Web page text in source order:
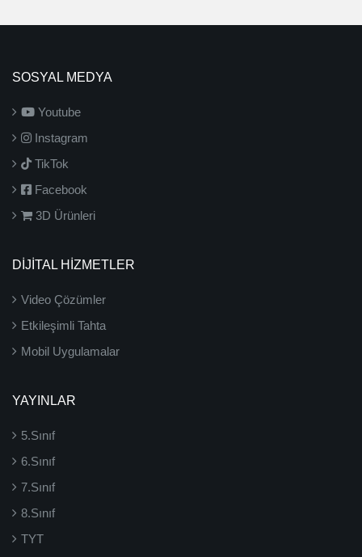
SOSYAL MEDYA
Youtube
Instagram
TikTok
Facebook
3D Ürünleri
DİJİTAL HİZMETLER
Video Çözümler
Etkileşimli Tahta
Mobil Uygulamalar
YAYINLAR
5.Sınıf
6.Sınıf
7.Sınıf
8.Sınıf
TYT